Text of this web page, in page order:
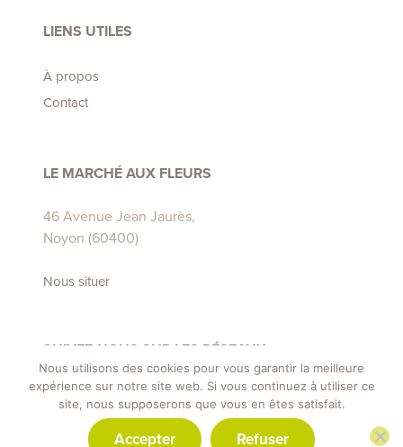
LIENS UTILES
À propos
Contact
LE MARCHÉ AUX FLEURS
46 Avenue Jean Jaurès,
Noyon (60400)
Nous situer
SUIVEZ-NOUS SUR LES RÉSEAUX
Nous utilisons des cookies pour vous garantir la meilleure
expérience sur notre site web. Si vous continuez à utiliser ce
site, nous supposerons que vous en êtes satisfait.
Accepter Refuser